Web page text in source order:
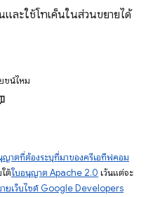
ละใช้โทเค็นในส่วนขยายได้
ชน์ไหม
ญาตที่ต้องระบุที่มาของครีเอทีฟคอม
ต้ใบอนุญาต Apache 2.0 เว้นแต่จะ
ยเว็บไซต์ Google Developers